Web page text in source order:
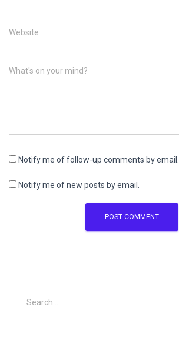
Website
What's on your mind?
Notify me of follow-up comments by email.
Notify me of new posts by email.
S
e
Search …